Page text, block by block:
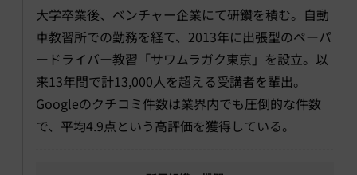
大学卒業後、ベンチャー企業にて研鑽を積む。自動
車教習所での勤務を経て、2013年に出張型のペーパ
ードライバー教習 「サワムラガク東京」 を設立。以
来13年間で計13,000人を超える受講者を輩出。
Googleのクチコミ件数は業界内でも圧倒的な件数
で、平均4.9点という高評価を獲得している。